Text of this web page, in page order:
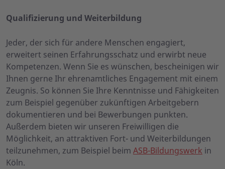
Qualifizierung und Weiterbildung
Jeder, der sich für andere Menschen engagiert,
erweitert seinen Erfahrungsschatz und erwirbt neue
Kompetenzen. Wenn Sie es wünschen, bescheinigen wir
Ihnen gerne Ihr ehrenamtliches Engagement mit einem
Zeugnis. So können Sie Ihre Kenntnisse und Fähigkeiten
zum Beispiel gegenüber zukünftigen Arbeitgebern
dokumentieren und bei Bewerbungen punkten.
Außerdem bieten wir unseren Freiwilligen die
Möglichkeit, an attraktiven Fort- und Weiterbildungen
teilzunehmen, zum Beispiel beim ASB-Bildungswerk in
Köln.